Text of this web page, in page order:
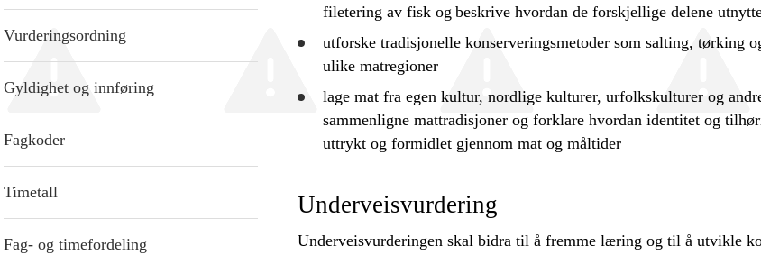
Vurderingsordning
Gyldighet og innføring
Fagkoder
Timetall
Fag- og timefordeling
filetering av fisk og beskrivehvordan de forskjellige delene
utforsketradisjonelle konserveringsmetoder som salting, tørking
ulike matregioner
lage mat fra egen kultur, nordlige kulturer, urfolkskulturer og
sammenlignemattradisjoner og forklare hvordan identitet og
uttrykt og formidlet gjennom mat og måltider
Underveisvurdering
Underveisvurderingen skal bidra til å fremme læring og til å utvikle